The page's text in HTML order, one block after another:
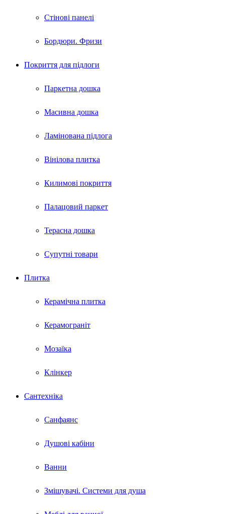
Стінові панелі
Бордюри. Фризи
Покриття для пiдлоги
Паркетна дошка
Масивна дошка
Ламінована підлога
Вінілова плитка
Килимові покриття
Палацовий паркет
Терасна дошка
Супутні товари
Плитка
Керамічна плитка
Керамограніт
Мозаїка
Клінкер
Сантехніка
Санфаянс
Душові кабіни
Ванни
Змішувачі. Системи для душа